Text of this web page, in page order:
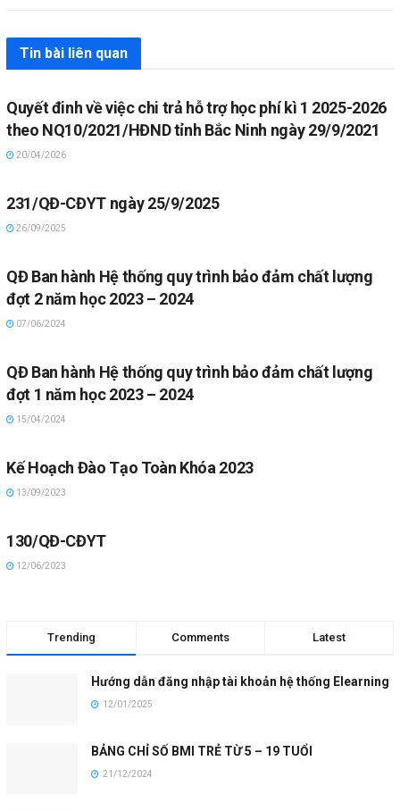
Tin bài liên quan
Quyết đinh về việc chi trả hỗ trợ học phí kì 1 2025-2026
theo NQ10/2021/HĐND tỉnh Bắc Ninh ngày 29/9/2021
20/04/2026
231/QĐ-CĐYT ngày 25/9/2025
26/09/2025
QĐ Ban hành Hệ thống quy trình bảo đảm chất lượng
đợt 2 năm học 2023 – 2024
07/06/2024
QĐ Ban hành Hệ thống quy trình bảo đảm chất lượng
đợt 1 năm học 2023 – 2024
15/04/2024
Kế Hoạch Đào Tạo Toàn Khóa 2023
13/09/2023
130/QĐ-CĐYT
12/06/2023
Trending Comments Latest
Hướng dẫn đăng nhập tài khoản hệ thống Elearning
12/01/2025
BẢNG CHỈ SỐ BMI TRẺ TỪ 5 – 19 TUỔI
21/12/2024